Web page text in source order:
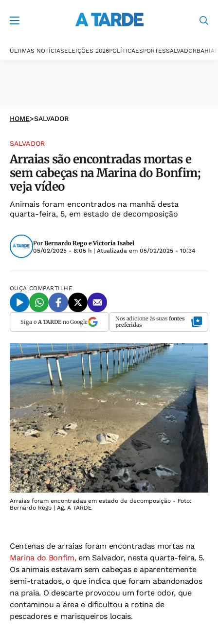
ÚLTIMAS NOTÍCIASELEIÇÕES 2026POLÍTICAESPORTESSALVADORBAHIA
HOME>SALVADOR
SALVADOR
Arraias são encontradas mortas e
sem cabeças na Marina do Bonfim;
veja vídeo
Animais foram encontrados na manhã desta
quarta-feira, 5, em estado de decomposição
Por Bernardo Rego e Victoria Isabel
05/02/2025 - 8:05 h | Atualizada em 05/02/2025 - 10:34
OUÇA COMPARTILHE
Siga o A TARDEno Google Nos adicione às suas fontes
preferidas
Arraias foram encontradas em estado de decomposição - Foto:
Bernardo Rego | Ag. A TARDE
Centenas de arraias foram encontradas mortas na
Marina do Bonfim,em Salvador, nesta quarta-feira, 5.
Os animais estavam sem cabeças e aparentemente
semi-tratados, o que indica que foram abandonados
na praia. O descarte provocou um forte odor, que
contaminou a área e dificultou a rotina de
pescadores e marisqueiros locais.